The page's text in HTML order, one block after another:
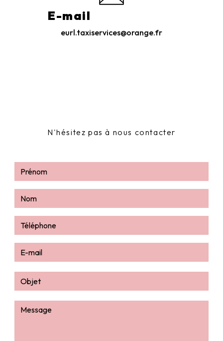
E-mail
eurl.taxiservices@orange.fr
N'hésitez pas à nous contacter